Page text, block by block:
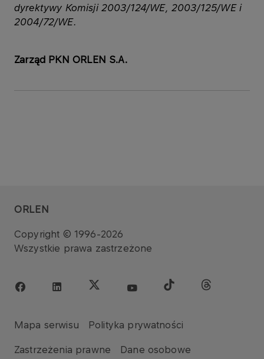
dyrektywy Komisji 2003/124/WE, 2003/125/WE i
2004/72/WE.
Zarząd PKN ORLEN S.A.
ORLEN
Copyright © 1996-2026
Wszystkie prawa zastrzeżone
Mapa serwisu Polityka prywatności
Zastrzeżenia prawne Dane osobowe